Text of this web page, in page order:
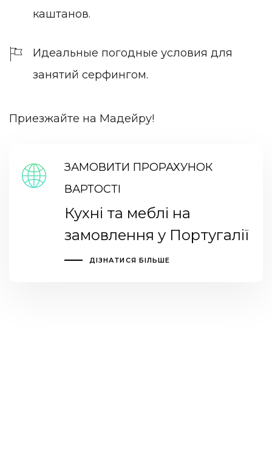
каштанов.
Идеальные погодные условия для
занятий серфингом.
Приезжайте на Мадейру!
ЗАМОВИТИ ПРОРАХУНОК
ВАРТОСТІ
Кухні та меблі на
замовлення у Португалії
ДІЗНАТИСЯ БІЛЬШЕ